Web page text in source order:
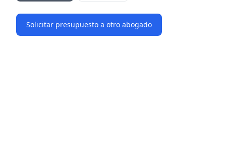
Solicitar presupuesto a otro abogado